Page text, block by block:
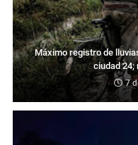
Máximo registro de
ciudad 24;
7